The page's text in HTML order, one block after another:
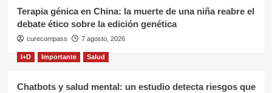
Terapia génica en China: la muerte de una niña reabre el
debate ético sobre la edición genética
curecompass 7 agosto, 2026
I+D Importante Salud
Chatbots y salud mental: un estudio detecta riesgos que